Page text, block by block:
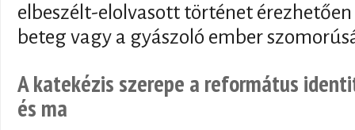
elbeszélt-elolvasott történet
beteg vagy a gyászoló ember
A katekézis szerepe a református
és ma